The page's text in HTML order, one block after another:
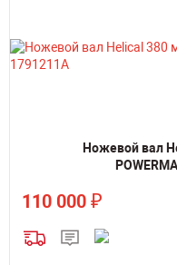
Ножевой вал
110 000 ₽